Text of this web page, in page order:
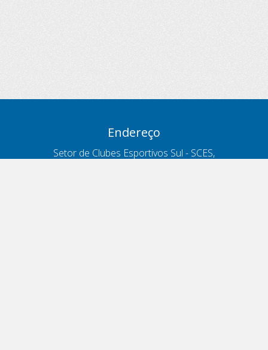
Endereço
Setor de Clubes Esportivos Sul - SCES,